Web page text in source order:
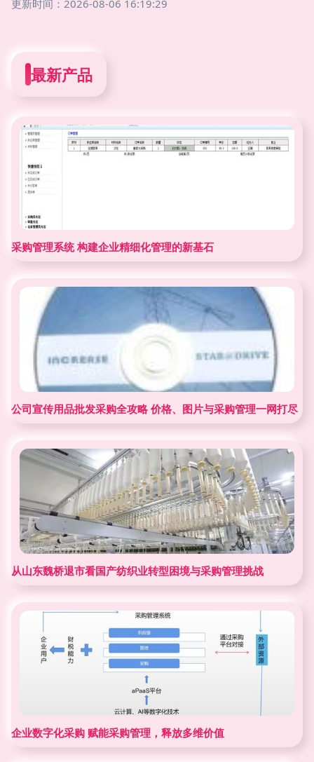
更新时间：2026-08-06 16:19:29
最新产品
采购管理系统 构建企业精细化管理的新基石
公司宣传用品批发采购全攻略 价格、图片与采购管理一网打尽
从山东魏桥退市看国产纺织业转型困境与采购管理挑战
企业数字化采购 赋能采购管理，释放多维价值